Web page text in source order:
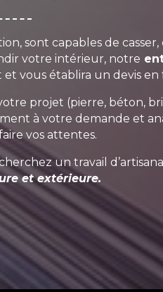
sont capables de
votre intérieur, notre
vous établira un devis
projet (pierre, béton,
à votre demande et
vos attentes.
un travail
etextérieure.